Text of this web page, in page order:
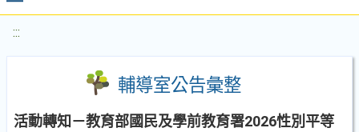
:::
輔導室公告彙整
活動轉知－教育部國民及學前教育署2026性別平等